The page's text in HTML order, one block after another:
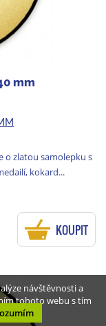
mm
o zlatou samolepku s
kokard...
KOUPIT
návštěvnosti a
tohoto webu s tím